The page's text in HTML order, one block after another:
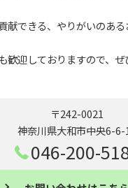
献できる、やりがいのあ
歓迎しておりますので、
〒242-0021
神奈川県大和市中央6-6-
046-200-